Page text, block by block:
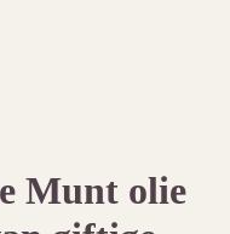
Munt olie